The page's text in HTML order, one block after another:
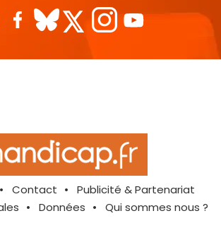
Contact
Publicité & Partenariat
Données Qui sommes nous ?